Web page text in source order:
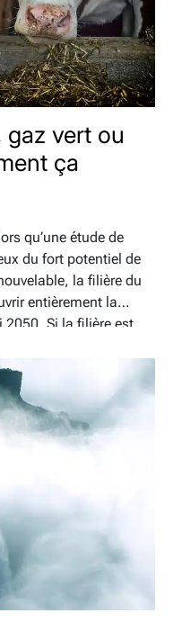
gaz vert ou
ça
qu’une étude de
du fort potentiel de
la filière du
entièrement la
2050. Si la filière est